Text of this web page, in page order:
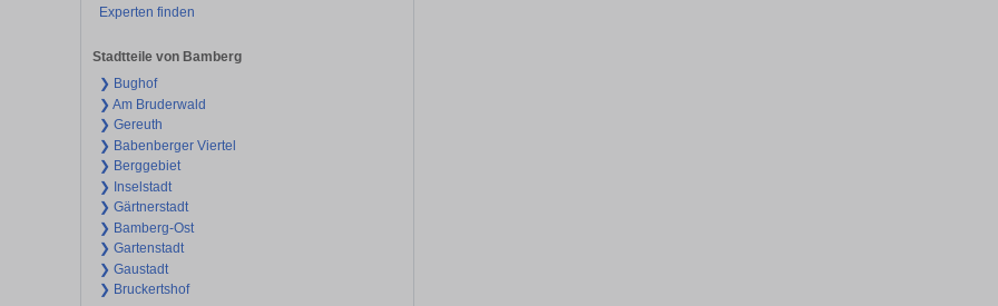
Experten finden
Stadtteile von Bamberg
❯ Bughof
❯ Am Bruderwald
❯ Gereuth
❯ Babenberger Viertel
❯ Berggebiet
❯ Inselstadt
❯ Gärtnerstadt
❯ Bamberg-Ost
❯ Gartenstadt
❯ Gaustadt
❯ Bruckertshof